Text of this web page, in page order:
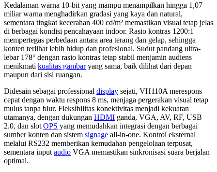
Kedalaman warna 10-bit yang mampu menampilkan hingga 1,07
miliar warna menghadirkan gradasi yang kaya dan natural,
sementara tingkat kecerahan 400 cd/m² memastikan visual tetap jelas
di berbagai kondisi pencahayaan indoor. Rasio kontras 1200:1
mempertegas perbedaan antara area terang dan gelap, sehingga
konten terlihat lebih hidup dan profesional. Sudut pandang ultra-
lebar 178° dengan rasio kontras tetap stabil menjamin audiens
menikmati kualitas gambaryang sama, baik dilihat dari depan
maupun dari sisi ruangan.
Didesain sebagai professional display sejati, VH110A merespons
cepat dengan waktu respons 8 ms, menjaga pergerakan visual tetap
mulus tanpa blur. Fleksibilitas konektivitas menjadi kekuatan
utamanya, dengan dukungan HDMI ganda, VGA, AV, RF, USB
2.0, dan slot OPS yang memudahkan integrasi dengan berbagai
sumber konten dan sistem signage all-in-one. Kontrol eksternal
melalui RS232 memberikan kemudahan pengelolaan terpusat,
sementara input audio VGA memastikan sinkronisasi suara berjalan
optimal.